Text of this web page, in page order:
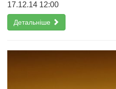
17.12.14 12:00
Детальніше